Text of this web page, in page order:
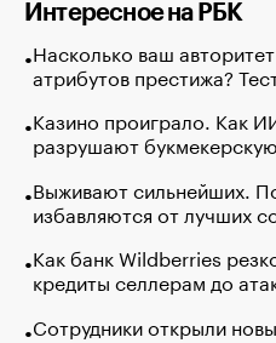
Интересное на РБК
Насколько ваш
атрибутов престижа?
Казино проиграло. Как
разрушают
Выживают сильнейших.
избавляются от лучших
Как банк Wildberries
кредиты селлерам до
Сотрудники открыли